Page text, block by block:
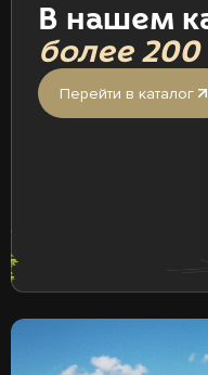
В нашем
более 200
Перейти в каталог